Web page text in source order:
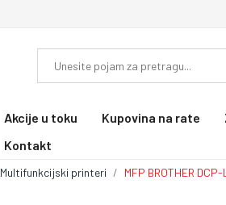
Akcije u toku Kupovina na rate
Kontakt
Multifunkcijski printeri MFP BROTHER